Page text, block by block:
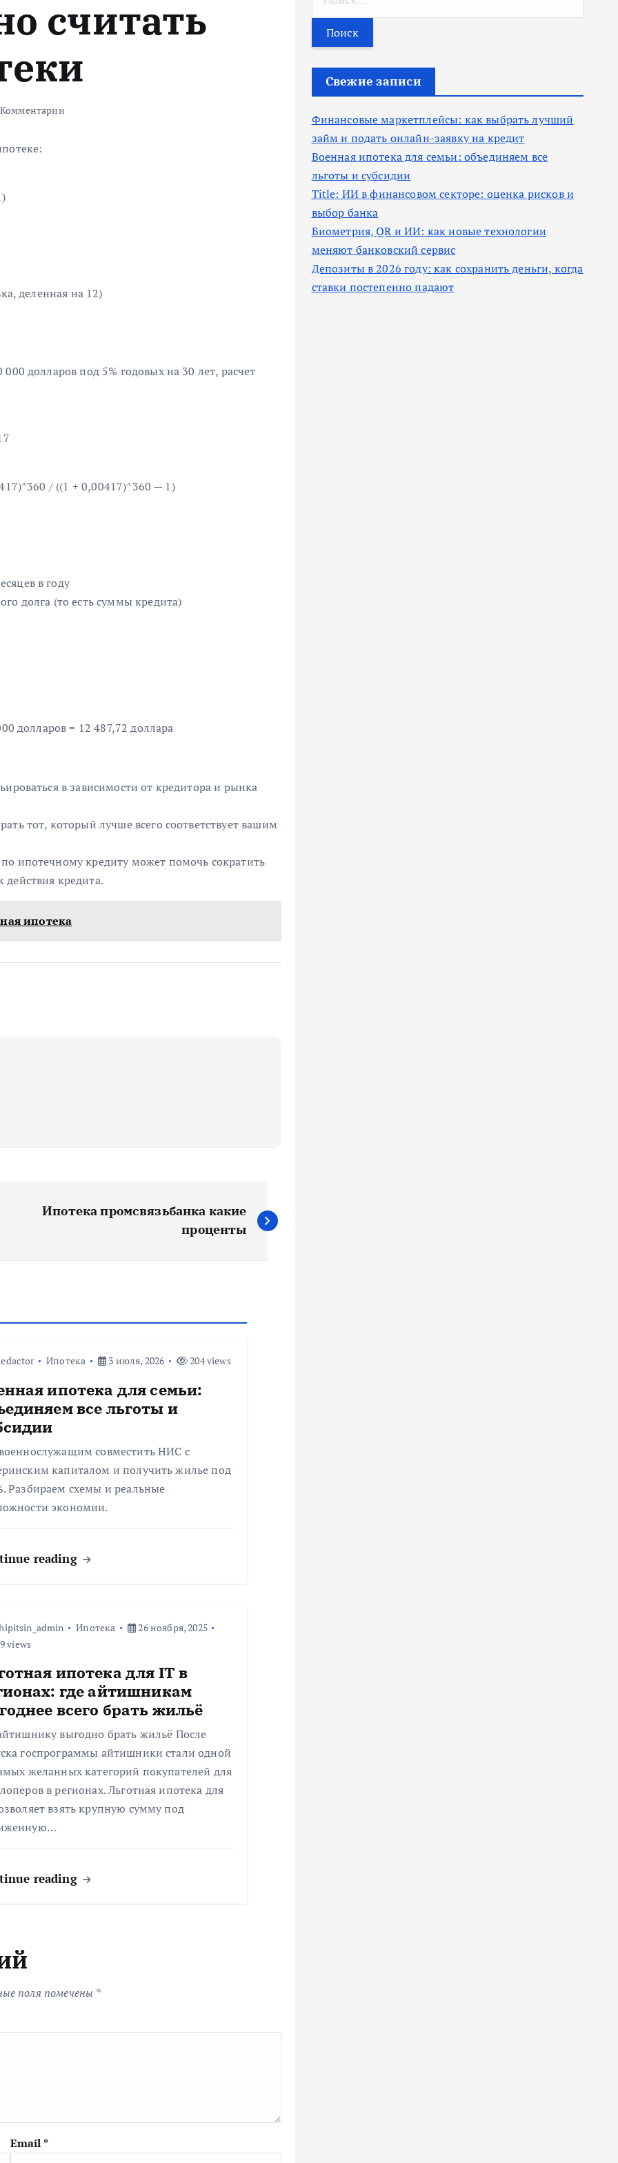
считать
деленная на 12)
долларов под 5% годовых на 30 лет, расчет
/ ((1 + 0,00417)^360 — 1)
в году
долга (то есть суммы кредита)
долларов = 12 487,72 доллара
в зависимости от кредитора и рынка
тот, который лучше всего соответствует вашим
ипотечному кредиту может помочь сократить
кредита.
ипотека
Ипотека промсвязьбанка какие
проценты
Ипотека 3 июля, 2026 204 views
ипотека для семьи:
все льготы и
совместить НИС с
капиталом и получить жилье под
Разбираем схемы и реальные
экономии.
reading
Ипотека
26 ноября, 2025
views
ипотека для IT в
где айтишникам
всего брать жильё
выгодно брать жильё После
госпрограммы айтишники стали одной
желанных категорий покупателей для
в регионах. Льготная ипотека для
взять крупную сумму под
reading
поля помечены *
Email *
т
и
Свежие записи
Финансовые маркетплейсы: как выбрать лучший
займ и подать онлайн-заявку на кредит
Военная ипотека для семьи: объединяем все
льготы и субсидии
Title: ИИ в финансовом секторе: оценка рисков и
выбор банка
Биометрия, QR и ИИ: как новые технологии
меняют банковский сервис
Депозиты в 2026 году: как сохранить деньги, когда
ставки постепенно падают